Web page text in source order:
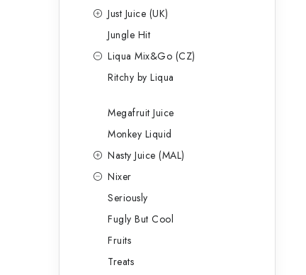
Just Juice (UK)
Jungle Hit
Liqua Mix&Go (CZ)
Ritchy by Liqua
Megafruit Juice
Monkey Liquid
Nasty Juice (MAL)
Nixer
Seriously
Fugly But Cool
Fruits
Treats